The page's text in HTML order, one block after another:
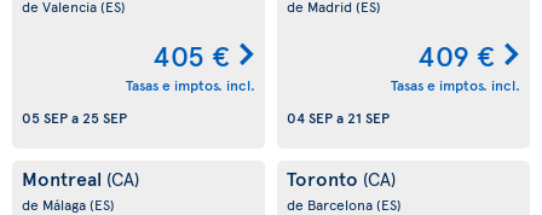
de Valencia(ES)
405 €
Tasas e imptos. incl.
05 SEPa25 SEP
de Madrid(ES)
409 €
Tasas e imptos. incl.
04 SEPa21 SEP
Montreal (CA)
de Málaga(ES)
Toronto (CA)
de Barcelona(ES)